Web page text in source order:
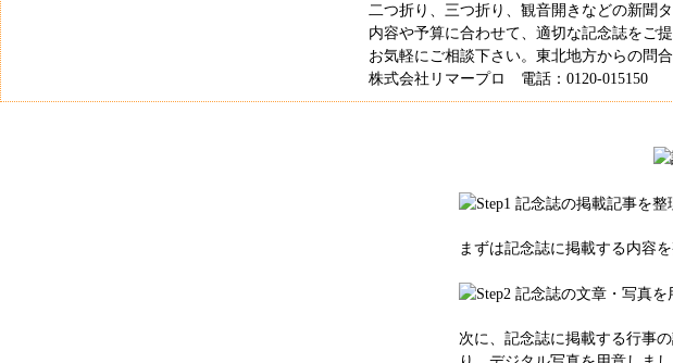
二つ折り、三つ折り、観音開きなどの新聞
内容や予算に合わせて、適切な記念誌をご提
お気軽にご相談下さい。東北地方からの問
株式会社リマープロ 電話：0120-015150
まずは記念誌に掲載する内容
次に、記念誌に掲載する行事